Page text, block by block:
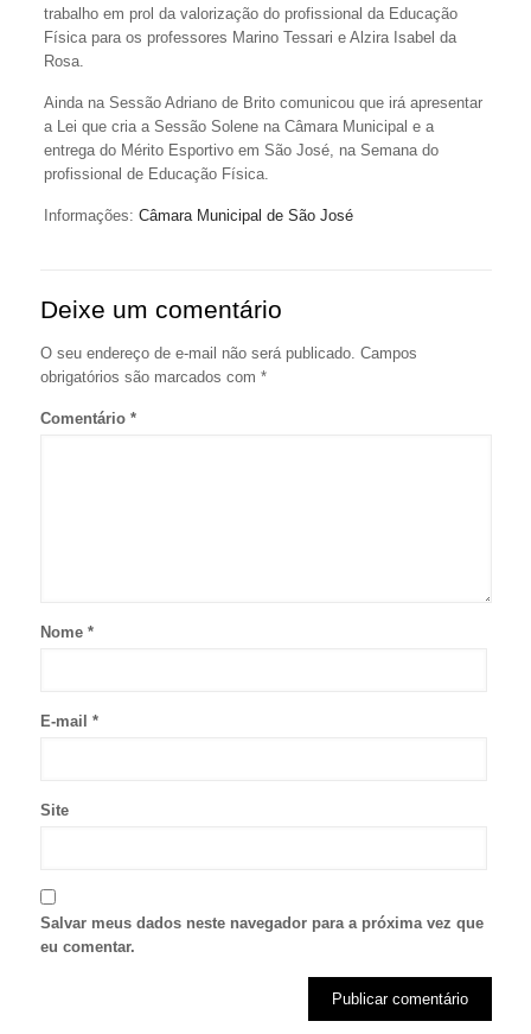
trabalho em prol da valorização do profissional da Educação
Física para os professores Marino Tessari e Alzira Isabel da
Rosa.
Ainda na Sessão Adriano de Brito comunicou que irá apresentar
a Lei que cria a Sessão Solene na Câmara Municipal e a
entrega do Mérito Esportivo em São José, na Semana do
profissional de Educação Física.
Informações:Câmara Municipal de São José
Deixe um comentário
O seu endereço de e-mail não será publicado. Campos
obrigatórios são marcados com *
Comentário *
Nome *
E-mail *
Site
Salvar meus dados neste navegador para a próxima vez que
eu comentar.